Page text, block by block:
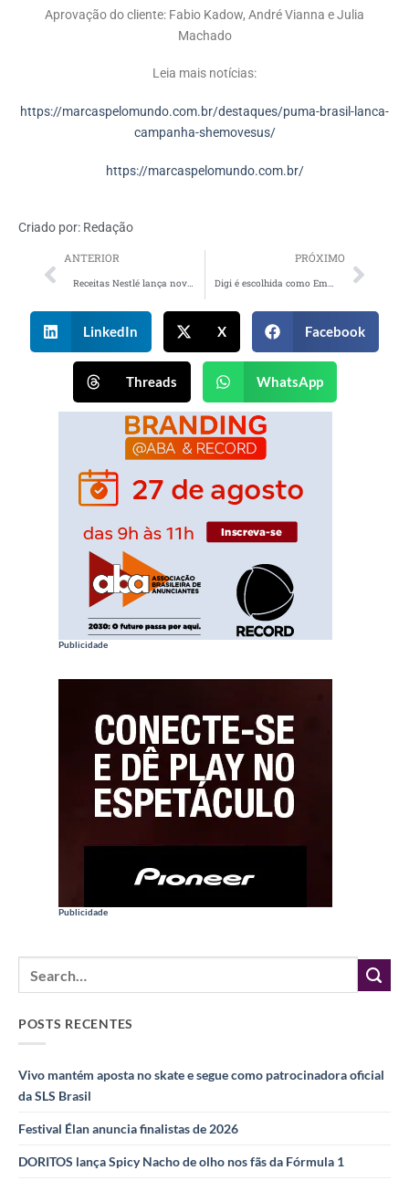
Aprovação do cliente: Fabio Kadow, André Vianna e Julia
Machado
Leia mais notícias:
https://marcaspelomundo.com.br/destaques/puma-brasil-lanca-
campanha-shemovesus/
https://marcaspelomundo.com.br/
Criado por: Redação
ANTERIOR PRÓXIMO
LinkedIn X Facebook
Threads WhatsApp
Publicidade
Publicidade
POSTS RECENTES
Vivo mantém aposta no skate e segue como patrocinadora oficial
da SLS Brasil
Festival Élan anuncia finalistas de 2026
DORITOS lança Spicy Nacho de olho nos fãs da Fórmula 1